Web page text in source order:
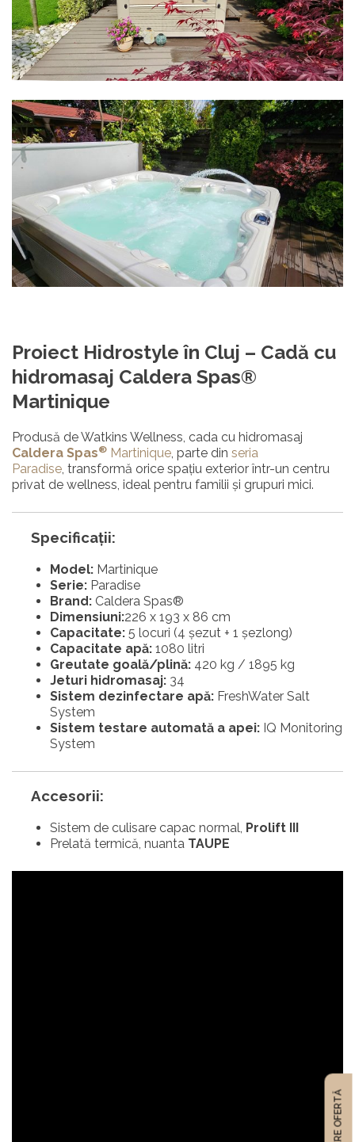
Proiect Hidrostyle în Cluj – Cadă cu
hidromasaj Caldera Spas®
Martinique
Produsă de Watkins Wellness, cada cu hidromasaj
Caldera Spas® Martinique, parte din seria
Paradise, transformă orice spațiu exterior într-un centru
privat de wellness, ideal pentru familii și grupuri mici.
Specificații:
Model: Martinique
Serie: Paradise
Brand: Caldera Spas®
Dimensiuni:226 x 193 x 86 cm
Capacitate: 5 locuri (4 șezut + 1 șezlong)
Capacitate apă: 1080 litri
Greutate goală/plină: 420 kg / 1895 kg
Jeturi hidromasaj: 34
Sistem ⁠dezinfectare apă: FreshWater Salt
System
Sistem ⁠testare automată a apei: IQ Monitoring
System
Accesorii:
Sistem de culisare capac normal, Prolift III
Prelată termică, nuanta TAUPE
CERE OFERTĂ